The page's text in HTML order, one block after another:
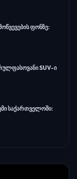
ფონზე:
SUV-ი
საქართველოში: